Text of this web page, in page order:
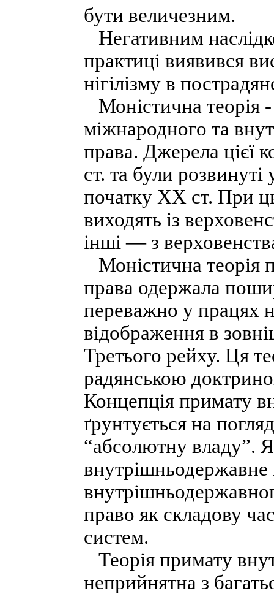
бути величезним.
Негативним
практиці виявився
нігілізму в
Моністична теорія -
міжнародного та
права. Джерела цієї
ст. та були
початку ХХ ст. При
виходять із
інші — з
Моністична теорія
права одержала
переважно у працях
відображення в
Третього рейху. Ця
радянською
Концепція примату
ґрунтується на
“абсолютну владу”.
право як складову
систем.
Теорія примату
неприйнятна з